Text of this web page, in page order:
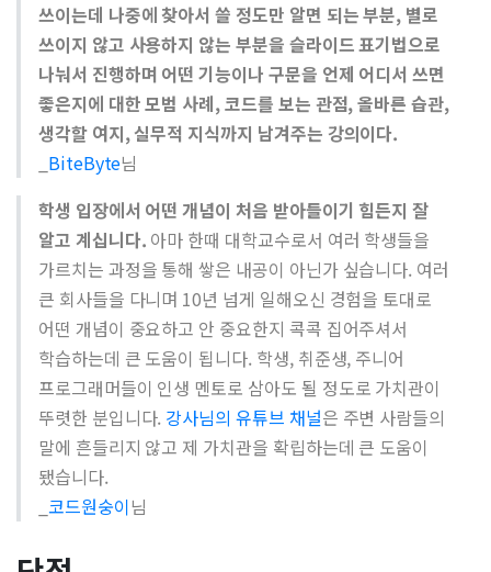
쓰이는데 나중에 찾아서 쓸 정도만 알면 되는 부분, 별로
쓰이지 않고 사용하지 않는 부분을 슬라이드 표기법으로
나눠서 진행하며 어떤 기능이나 구문을 언제 어디서 쓰면
좋은지에 대한 모범 사례, 코드를 보는 관점, 올바른 습관,
생각할 여지, 실무적 지식까지 남겨주는 강의이다.
BiteByte님
학생 입장에서 어떤 개념이 처음 받아들이기 힘든지 잘
알고 계십니다. 아마 한때 대학교수로서 여러 학생들을
가르치는 과정을 통해 쌓은 내공이 아닌가 싶습니다. 여러
큰 회사들을 다니며 10년 넘게 일해오신 경험을 토대로
어떤 개념이 중요하고 안 중요한지 콕콕 집어주셔서
학습하는데 큰 도움이 됩니다. 학생, 취준생, 주니어
프로그래머들이 인생 멘토로 삼아도 될 정도로 가치관이
뚜렷한 분입니다. 강사님의 유튜브 채널은 주변 사람들의
말에 흔들리지 않고 제 가치관을 확립하는데 큰 도움이
됐습니다.
코드원숭이님